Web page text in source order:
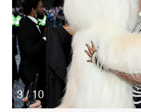
3 / 10